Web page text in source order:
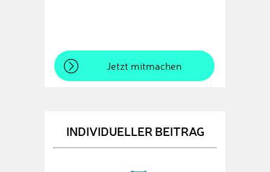
Jetzt mitmachen
INDIVIDUELLER BEITRAG